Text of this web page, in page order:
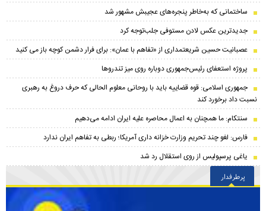
ساختمانی که به‌خاطر پنجره‌های عجیبش مشهور شد
جدیدترین عکس لادن مستوفی جلب‌توجه کرد
عصبانیت حسین شریعتمداری از «تفاهم با عمان»: برای فرار دشمن کوچه باز می کنید
پروژه استعفای رئیس‌جمهوری دوباره روی میز تندروها
جمهوری اسلامی: قوه قضاییه باید با روحانی معلوم الحالی که حرف دروغ به رهبری
نسبت داد برخورد کند
سنتکام: ما همچنان به اعمال محاصره علیه ایران ادامه می‌دهیم
فارس: لغو چند تحریم وزارت خزانه داری آمریکا؛ ربطی به تفاهم ایران ندارد
یاغی پرسپولیس از روی استقلال رد شد
پرطرفدار